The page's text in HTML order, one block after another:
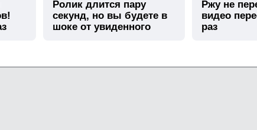
Ролик длится пару
секунд, но вы будете в
шоке от увиденного
Ржу не
видео
раз